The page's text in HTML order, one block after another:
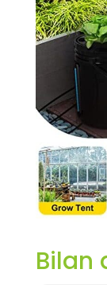
Bilan